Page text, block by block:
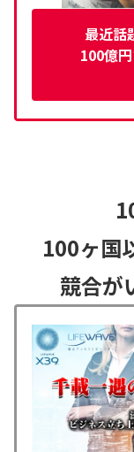
最近話
100億
100ヶ国
競合が